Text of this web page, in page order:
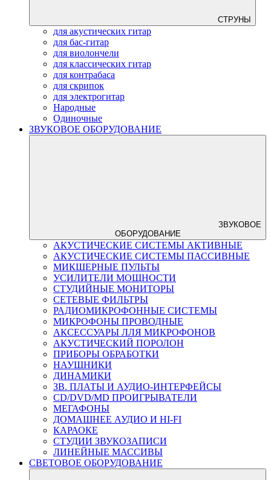
СТРУНЫ
для акустических гитар
для бас-гитар
для виолончели
для классических гитар
для контрабаса
для скрипок
для электрогитар
Народные
Одиночные
ЗВУКОВОЕ ОБОРУДОВАНИЕ
ЗВУКОВОЕ
ОБОРУДОВАНИЕ
АКУСТИЧЕСКИЕ СИСТЕМЫ АКТИВНЫЕ
АКУСТИЧЕСКИЕ СИСТЕМЫ ПАССИВНЫЕ
МИКШЕРНЫЕ ПУЛЬТЫ
УСИЛИТЕЛИ МОЩНОСТИ
СТУДИЙНЫЕ МОНИТОРЫ
СЕТЕВЫЕ ФИЛЬТРЫ
РАДИОМИКРОФОННЫЕ СИСТЕМЫ
МИКРОФОНЫ ПРОВОДНЫЕ
АКСЕССУАРЫ ЛЛЯ МИКРОФОНОВ
АКУСТИЧЕСКИЙ ПОРОЛОН
ПРИБОРЫ ОБРАБОТКИ
НАУШНИКИ
ДИНАМИКИ
ЗВ. ПЛАТЫ И АУДИО-ИНТЕРФЕЙСЫ
CD/DVD/MD ПРОИГРЫВАТЕЛИ
МЕГАФОНЫ
ДОМАШНЕЕ АУДИО И HI-FI
КАРАОКЕ
СТУДИИ ЗВУКОЗАПИСИ
ЛИНЕЙНЫЕ МАССИВЫ
СВЕТОВОЕ ОБОРУДОВАНИЕ